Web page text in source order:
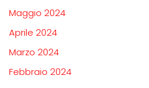
Maggio 2024
Aprile 2024
Marzo 2024
Febbraio 2024